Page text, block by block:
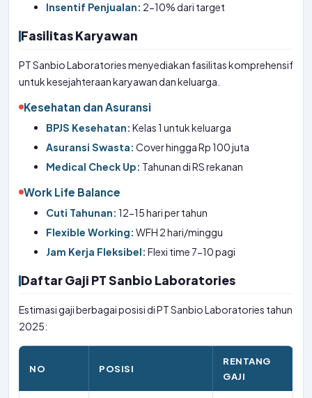
Insentif Penjualan: 2-10% dari target
Fasilitas Karyawan
PT Sanbio Laboratories menyediakan fasilitas komprehensif
untuk kesejahteraan karyawan dan keluarga.
Kesehatan dan Asuransi
BPJS Kesehatan: Kelas 1 untuk keluarga
Asuransi Swasta: Cover hingga Rp 100 juta
Medical Check Up: Tahunan di RS rekanan
Work Life Balance
Cuti Tahunan: 12-15 hari per tahun
Flexible Working: WFH 2 hari/minggu
Jam Kerja Fleksibel: Flexi time 7-10 pagi
Daftar Gaji PT Sanbio Laboratories
Estimasi gaji berbagai posisi di PT Sanbio Laboratories tahun
2025:
NO POSISI
RENTANG
GAJI